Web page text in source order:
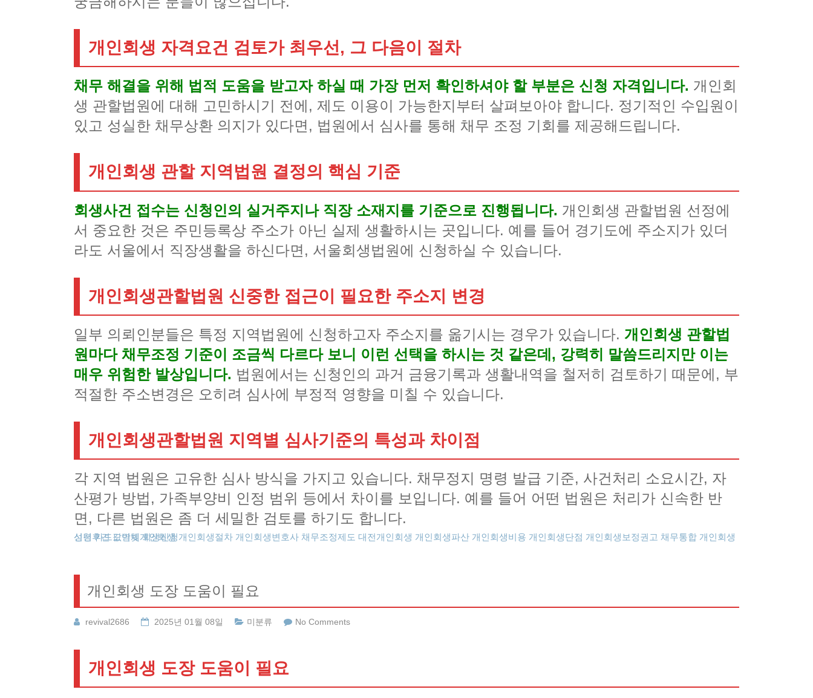
개인회생 자격요건 검토가 최우선, 그 다음이 절차
채무 해결을 위해 법적 도움을 받고자 하실 때 가장 먼저 확인하셔야 할 부분은 신청 자격입니다. 개인회
생 관할법원에 대해 고민하시기 전에, 제도 이용이 가능한지부터 살펴보아야 합니다. 정기적인 수입원이
있고 성실한 채무상환 의지가 있다면, 법원에서 심사를 통해 채무 조정 기회를 제공해드립니다.
개인회생 관할 지역법원 결정의 핵심 기준
회생사건 접수는 신청인의 실거주지나 직장 소재지를 기준으로 진행됩니다. 개인회생 관할법원 선정에
서 중요한 것은 주민등록상 주소가 아닌 실제 생활하시는 곳입니다. 예를 들어 경기도에 주소지가 있더
라도 서울에서 직장생활을 하신다면, 서울회생법원에 신청하실 수 있습니다.
개인회생관할법원 신중한 접근이 필요한 주소지 변경
일부 의뢰인분들은 특정 지역법원에 신청하고자 주소지를 옮기시는 경우가 있습니다. 개인회생 관할법
원마다 채무조정 기준이 조금씩 다르다 보니 이런 선택을 하시는 것 같은데, 강력히 말씀드리지만 이는
매우 위험한 발상입니다. 법원에서는 신청인의 과거 금융기록과 생활내역을 철저히 검토하기 때문에, 부
적절한 주소변경은 오히려 심사에 부정적 영향을 미칠 수 있습니다.
개인회생관할법원 지역별 심사기준의 특성과 차이점
각 지역 법원은 고유한 심사 방식을 가지고 있습니다. 채무정지 명령 발급 기준, 사건처리 소요시간, 자
산평가 방법, 가족부양비 인정 범위 등에서 차이를 보입니다. 예를 들어 어떤 법원은 처리가 신속한 반
면, 다른 법원은 좀 더 세밀한 검토를 하기도 합니다.
성년후견 도박빚개인회생 개인회생절차 개인회생변호사 채무조정제도 대전개인회생 개인회생파산 개인회생비용 개인회생단점 개인회생보정권고 채무통합
개인회생신청 카드값연체 회생신청
개인회생 도장 도움이 필요
revival2686 2025년 01월 08일 미분류 No Comments
개인회생 도장 도움이 필요